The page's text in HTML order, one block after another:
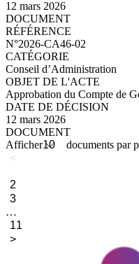
12 mars 2026
N°2026-CA46-02
Conseil d’Administration
Approbation du Compte de
12 mars 2026
Afficher
documents par
<
2
3
…
11
>